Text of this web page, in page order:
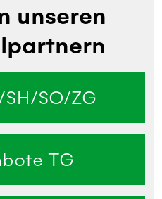
unseren
SO/ZG
TG